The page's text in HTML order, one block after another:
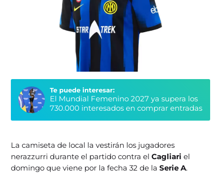
Te puede interesar:
El Mundial Femenino 2027 ya supera los
730.000 interesados en comprar entradas
La camiseta de local la vestirán los jugadores
nerazzurri durante el partido contra elCagliariel
domingo que viene por la fecha 32 de la Serie A.